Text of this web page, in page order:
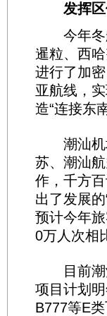
发挥区
今年冬航
暹粒、西
进行了加
亚航线，
造“连接东
潮汕机场
苏、潮汕
作，千方
出了发展
预计今年
0万人次相
目前潮汕
项目计划
B777等E